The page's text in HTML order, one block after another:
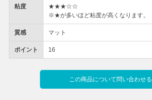
粘度
★★★☆☆
※★が多いほど粘度が高くなります。
質感 マット
ポイント 16
この商品について問い合わせる